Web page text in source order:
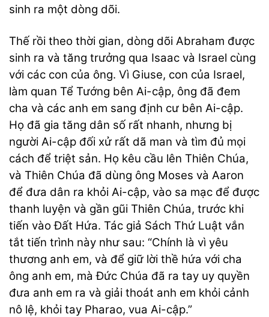
sinh ra một dòng dõi.
Thế rồi theo thời gian, dòng dõi Abraham được
sinh ra và tăng trưởng qua Isaac và Israel cùng
với các con của ông. Vì Giuse, con của Israel,
làm quan Tể Tướng bên Ai-cập, ông đã đem
cha và các anh em sang định cư bên Ai-cập.
Họ đã gia tăng dân số rất nhanh, nhưng bị
người Ai-cập đối xử rất dã man và tìm đủ mọi
cách để triệt sản. Họ kêu cầu lên Thiên Chúa,
và Thiên Chúa đã dùng ông Moses và Aaron
để đưa dân ra khỏi Ai-cập, vào sa mạc để được
thanh luyện và gần gũi Thiên Chúa, trước khi
tiến vào Đất Hứa. Tác giả Sách Thứ Luật vắn
tắt tiến trình này như sau: “Chính là vì yêu
thương anh em, và để giữ lời thề hứa với cha
ông anh em, mà Đức Chúa đã ra tay uy quyền
đưa anh em ra và giải thoát anh em khỏi cảnh
nô lệ, khỏi tay Pharao, vua Ai-cập.”